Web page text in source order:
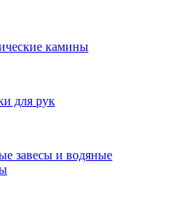
камины
для рук
завесы и водяные